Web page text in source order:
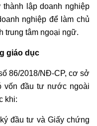
lập doanh nghiệp
nghiệp để làm chủ
trung tâm ngoại ngữ.
giáo dục
86/2018/NĐ-CP, cơ sở
vốn đầu tư nước ngoài
khi:
đầu tư và Giấy chứng